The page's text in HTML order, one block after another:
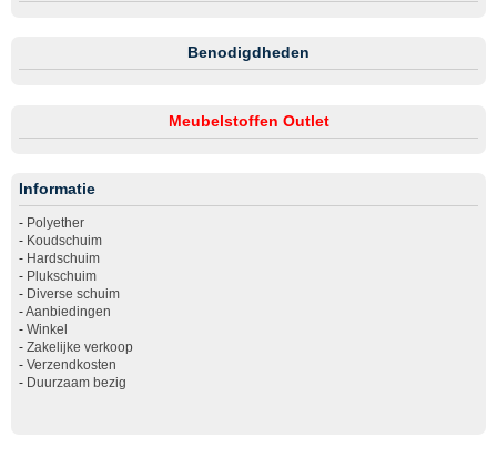
Benodigdheden
Meubelstoffen Outlet
Informatie
- Polyether
- Koudschuim
- Hardschuim
- Plukschuim
- Diverse schuim
-Aanbiedingen
- Winkel
- Zakelijke verkoop
- Verzendkosten
- Duurzaam bezig